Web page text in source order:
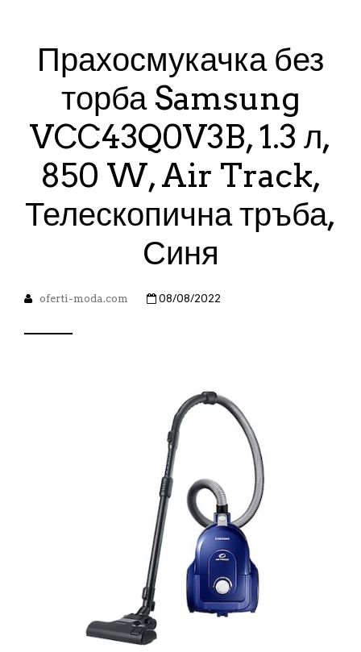
Прахосмукачка без
торба Samsung
VCC43Q0V3B, 1.3 л,
850 W, Air Track,
Телескопична тръба,
Синя
oferti-moda.com 08/08/2022